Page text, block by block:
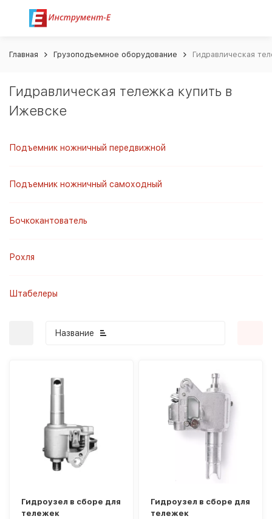
Главная Грузоподъемное оборудование Гидравлическая
Гидравлическая тележка купить в
Ижевске
Подъемник ножничный передвижной
Подъемник ножничный самоходный
Бочкокантователь
Рохля
Штабелеры
Название
Гидроузел в сборе для
тележек
Гидроузел в сборе для
тележек